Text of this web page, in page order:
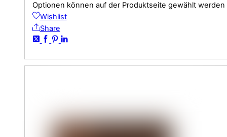
Optionen können auf der Produktseite gewählt werden
Wishlist
Share